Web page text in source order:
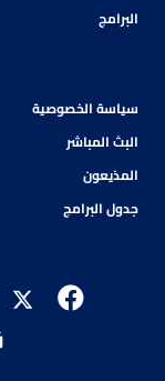
البرامج
سياسة الخصوصية
البث المباشر
المذيعون
جدول البرامج